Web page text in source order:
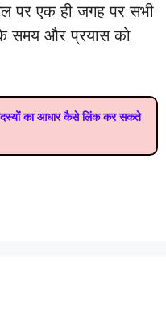
पर एक ही जगह पर सभी
समय और प्रयास को
का आधार कैसे लिंक कर सकते